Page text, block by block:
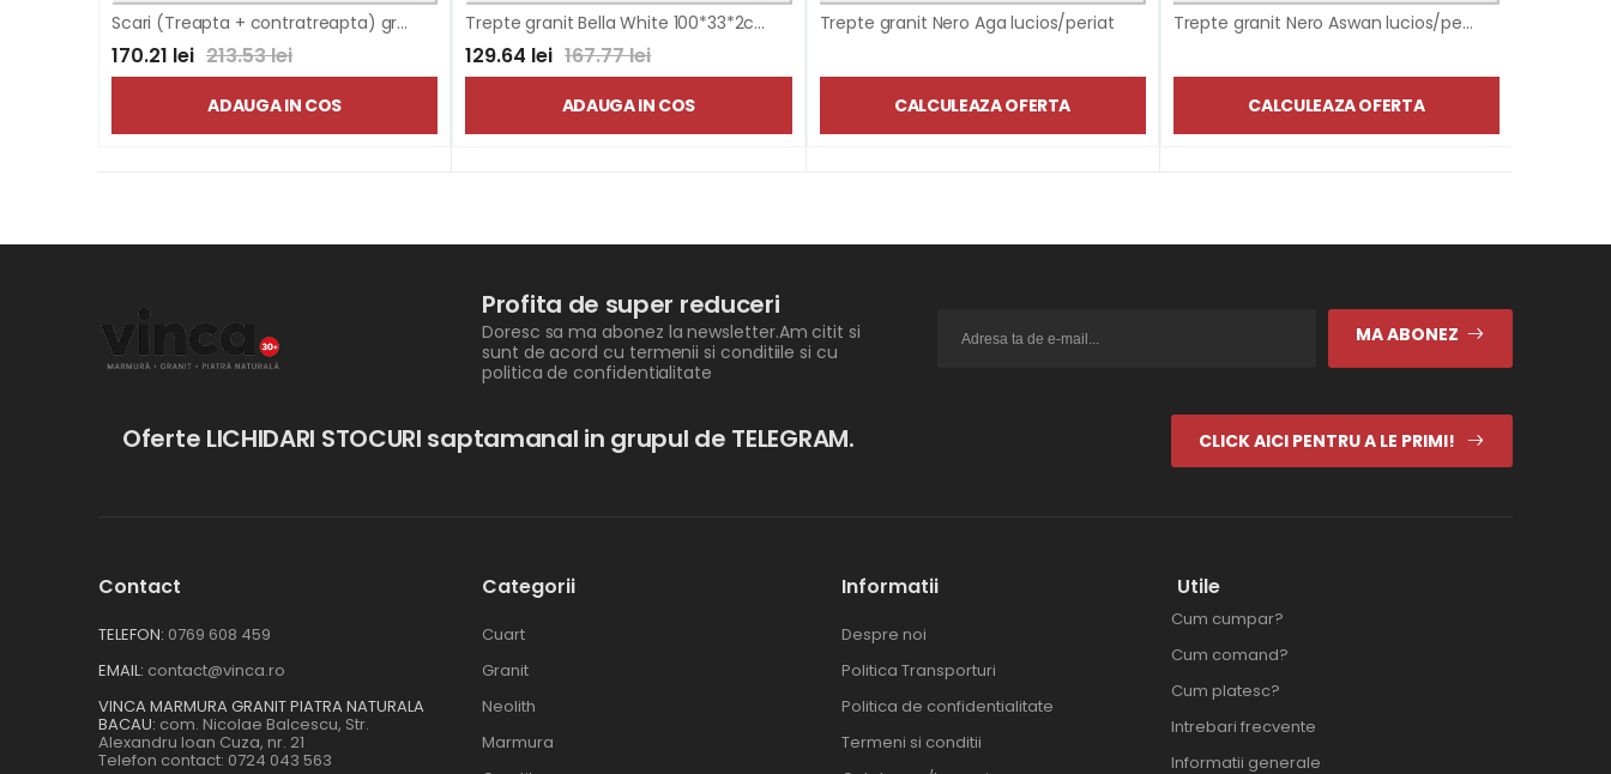
Scari (Treapta + contratreapta) granit Bella White
170.21 lei 213.53 lei
ADAUGA IN COS
Trepte granit Bella White 100*33*2cm
129.64 lei 167.77 lei
ADAUGA IN COS
Trepte granit Nero Aga lucios/periat
CALCULEAZA OFERTA
Trepte granit Nero Aswan lucios/periat
CALCULEAZA OFERTA
Profita de super reduceri
Doresc sa ma abonez la newsletter.Am citit si
sunt de acord cu termenii si conditiile si cu
politica de confidentialitate
MA ABONEZ
Oferte LICHIDARI STOCURI saptamanal in grupul de TELEGRAM. CLICK AICI PENTRU A LE PRIMI!
Contact
TELEFON: 0769 608 459
EMAIL: contact@vinca.ro
VINCA MARMURA GRANIT PIATRA NATURALA
BACAU: com. Nicolae Balcescu, Str.
Alexandru Ioan Cuza, nr. 21
Telefon contact: 0724 043 563
Categorii
Cuart
Granit
Neolith
Marmura
Informatii
Despre noi
Politica Transporturi
Politica de confidentialitate
Termeni si conditii
Utile
Cum cumpar?
Cum comand?
Cum platesc?
Intrebari frecvente
Informatii generale